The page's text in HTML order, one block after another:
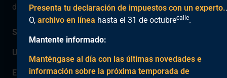
desde 2005.
Sobre
Ubicaciones
Estudiantes
Presenta tu declaración de impuestos con un experto..
O, archivo en línea hasta el 31 de octubrecalle.
Mantente informado:
Manténgase al día con las últimas novedades e
información sobre la próxima temporada de